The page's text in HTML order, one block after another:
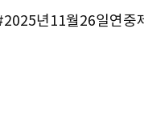
년11월26일연중